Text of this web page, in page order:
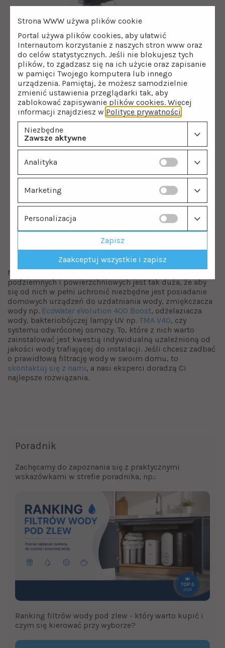
Mnogość zanieczyszczeń występujących w wodach
podziemnych i powierzchniowych jest tak duża, że aby
się od nich w pełni uchronić niezbędne jest posiadanie
domowych urządzeń do uzdatniania wody, zmiękczacza
wody np. EcoWater eVolution 400 Boost, odżelaziacza
wody, bakteriobójczej lampy UV np. TMA V40, czy
systemu odwróconej osmozy. To, które z nich warto
zainstalować jest kwestią indywidualną uzależnioną od
jakości wody trafiającej do instalacji. Jeśli chcesz zadbać
o prawidłową filtrację wody w swoim domu, to
skontaktuj się z nami, a nasi eksperci doradzą Ci
najlepsze rozwiązania.
Poradnik
Zachęcamy do zapoznania się z praktycznymi
wskazówkami w strefie poradnika, np.:
Ranking filtrów wody pod zlew - który warto kupić i
czym się kierować przy wyborze?
Strona WWW używa plików cookie
Portal używa plików cookies, aby ułatwić
Internautom korzystanie z naszych stron www oraz
do celów statystycznych. Jeśli nie blokujesz tych
plików, to zgadzasz się na ich użycie oraz zapisanie
w pamięci Twojego komputera lub innego
urządzenia. Pamiętaj, że możesz samodzielnie
zmienić ustawienia przeglądarki tak, aby
zablokować zapisywanie plików cookies. Więcej
informacji znajdziesz w Polityce prywatności
Niezbędne
Zawsze aktywne
Analityka
Marketing
Personalizacja
Zapisz
Zaakceptuj wszystkie i zapisz